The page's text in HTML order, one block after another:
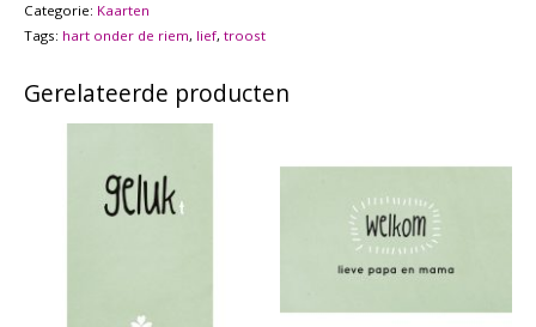
Categorie: Kaarten
Tags: hart onder de riem, lief, troost
Gerelateerde producten